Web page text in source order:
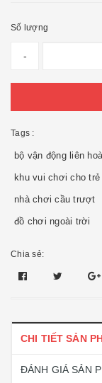
Số lượng
-
Tags :
bộ vận động liên
khu vui chơi cho trẻ
nhà chơi cầu trượt
đồ chơi ngoài trời
Chia sẻ:
CHI TIẾT SẢN
ĐÁNH GIÁ SẢN